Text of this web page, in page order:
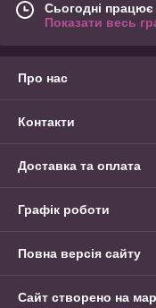
Сьогодні
Показати весь
Про нас
Контакти
Доставка та оплата
Графік роботи
Повна версія сайту
Сайт створено на